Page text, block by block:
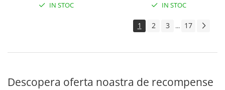
IN STOC IN STOC
1 2 3 ... 17
Descopera oferta noastra de recompense